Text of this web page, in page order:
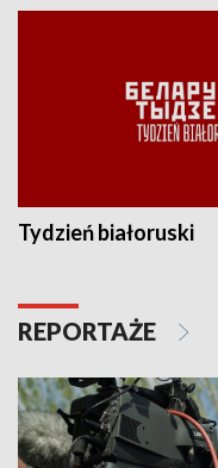
Tydzień białoruski
REPORTAŻE